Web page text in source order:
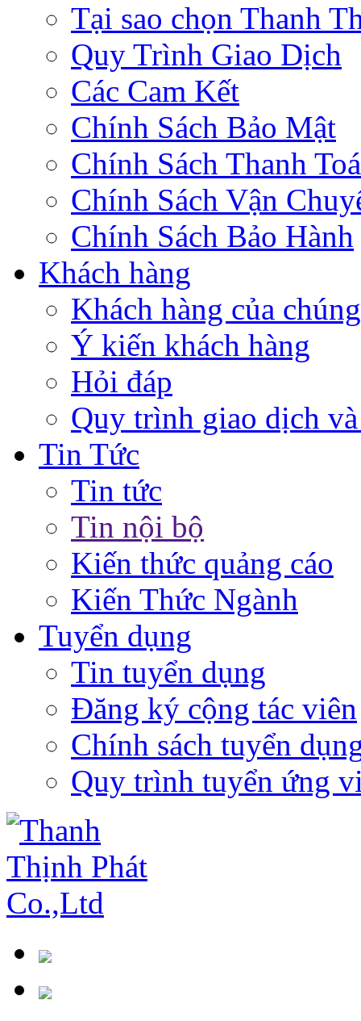
Tại sao chọn Thanh
Quy Trình Giao Dịch
Các Cam Kết
Chính Sách Bảo Mật
Chính Sách Thanh
Chính Sách Vận
Chính Sách Bảo Hành
Khách hàng
Khách hàng của
Ý kiến khách hàng
Hỏi đáp
Quy trình giao dịch
Tin Tức
Tin tức
Tin nội bộ
Kiến thức quảng cáo
Kiến Thức Ngành
Tuyển dụng
Tin tuyển dụng
Đăng ký cộng tác viên
Chính sách tuyển
Quy trình tuyển ứng